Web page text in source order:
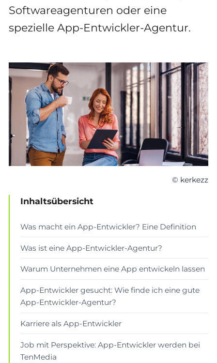
Softwareagenturen oder eine
spezielle App-Entwickler-Agentur.
© kerkezz
Inhaltsübersicht
Was macht ein App-Entwickler? Eine Definition
Was ist eine App-Entwickler-Agentur?
Warum Unternehmen eine App entwickeln lassen
App-Entwickler gesucht: Wie finde ich eine gute
App-Entwickler-Agentur?
Karriere als App-Entwickler
Job mit Perspektive: App-Entwickler werden bei
TenMedia